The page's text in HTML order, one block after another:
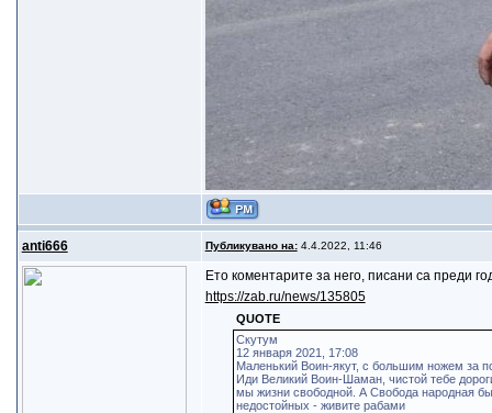
anti666 Публикувано на:4.4.2022, 11:46
Ето коментарите за него, писани са преди
https://zab.ru/news/135805
QUOTE
Скутум
12 января 2021, 17:08
Маленький Воин-якут, с большим ножем за
Иди Великий Воин-Шаман, чистой тебе
мы жизни свободной. А Свобода народная
недостойных - живите рабами